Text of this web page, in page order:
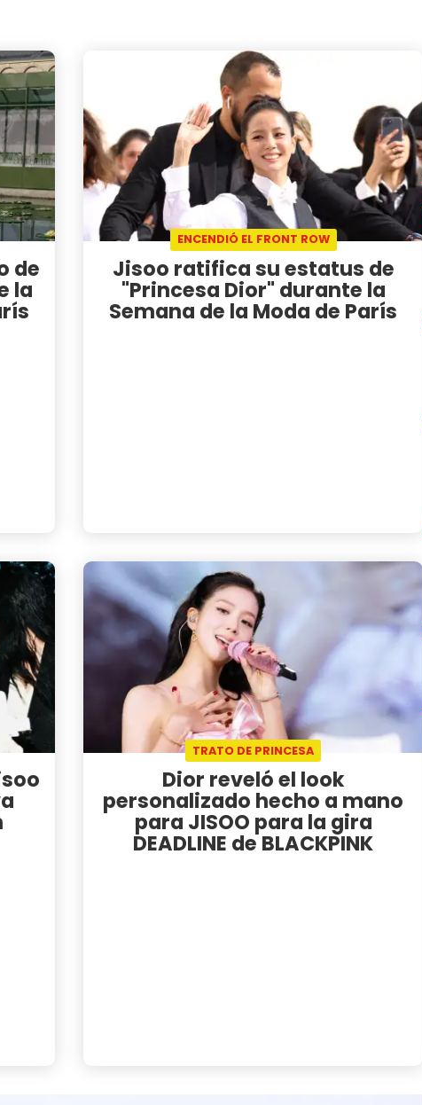
de
la
ENCENDIÓ EL FRONT ROW
Jisoo ratifica su estatus de
"Princesa Dior" durante la
Semana de la Moda de París
TRATO DE PRINCESA
Dior reveló el look
personalizado hecho a mano
para JISOO para la gira
DEADLINE de BLACKPINK